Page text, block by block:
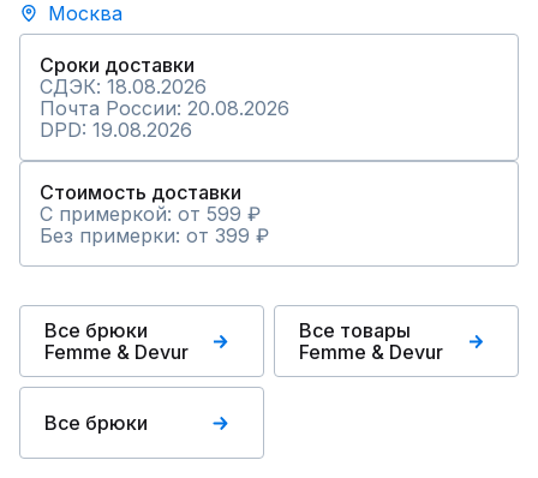
Москва
Сроки доставки
СДЭК: 18.08.2026
Почта России: 20.08.2026
DPD: 19.08.2026
Стоимость доставки
С примеркой: от 599 ₽
Без примерки: от 399 ₽
Все брюки
Femme & Devur
Все товары
Femme & Devur
Все брюки